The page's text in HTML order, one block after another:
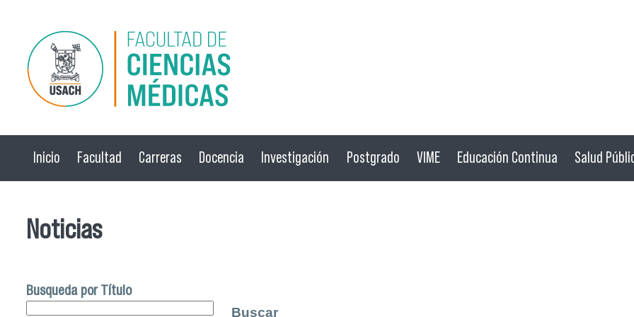
Pasar al contenido principal
Inicio Facultad Carreras Docencia Investigación Postgrado VIME Educación Continua Salud
Noticias
Busqueda por Título